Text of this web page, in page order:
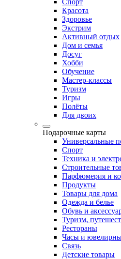
Спорт
Красота
Здоровье
Экстрим
Активный отдых
Дом и семья
Досуг
Хобби
Обучение
Мастер-классы
Туризм
Игры
Полёты
Для двоих
Подарочные карты
Универсальные
Спорт
Техника и
Строительные
Парфюмерия и
Продукты
Товары для дома
Одежда и белье
Обувь и
Туризм,
Рестораны
Часы и
Связь
Детские товары